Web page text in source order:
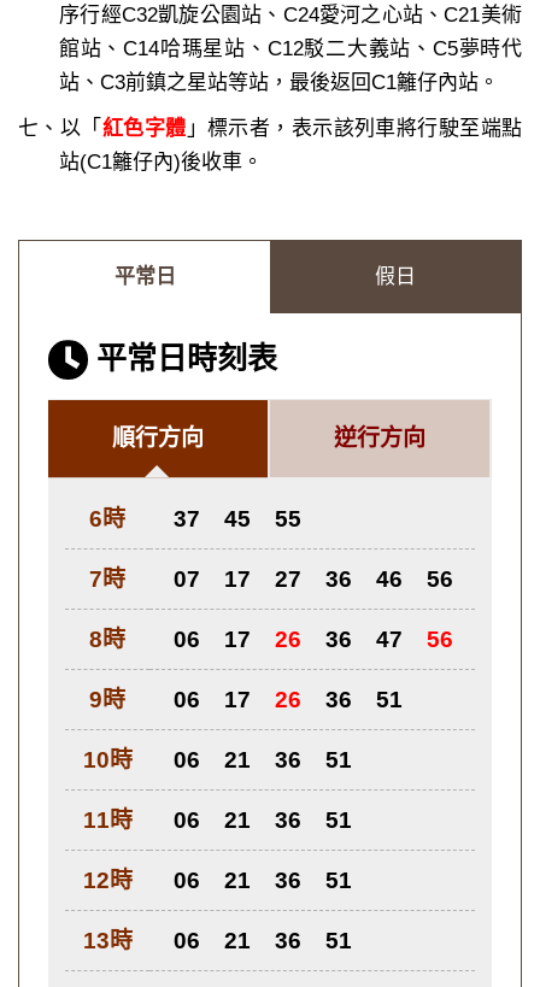
序行經C32凱旋公園站、C24愛河之心站、C21美術
館站、C14哈瑪星站、C12駁二大義站、C5夢時代
站、C3前鎮之星站等站，最後返回C1籬仔內站。
七、以「 紅色字體 」標示者，表示該列車將行駛至端點
站(C1籬仔內)後收車。
平常日 假日
平常日時刻表
順行方向 逆行方向
6時 37 45 55
7時 07 17 27 36 46 56
8時 06 17 26 36 47 56
9時 06 17 26 36 51
10時 06 21 36 51
11時 06 21 36 51
12時 06 21 36 51
13時 06 21 36 51